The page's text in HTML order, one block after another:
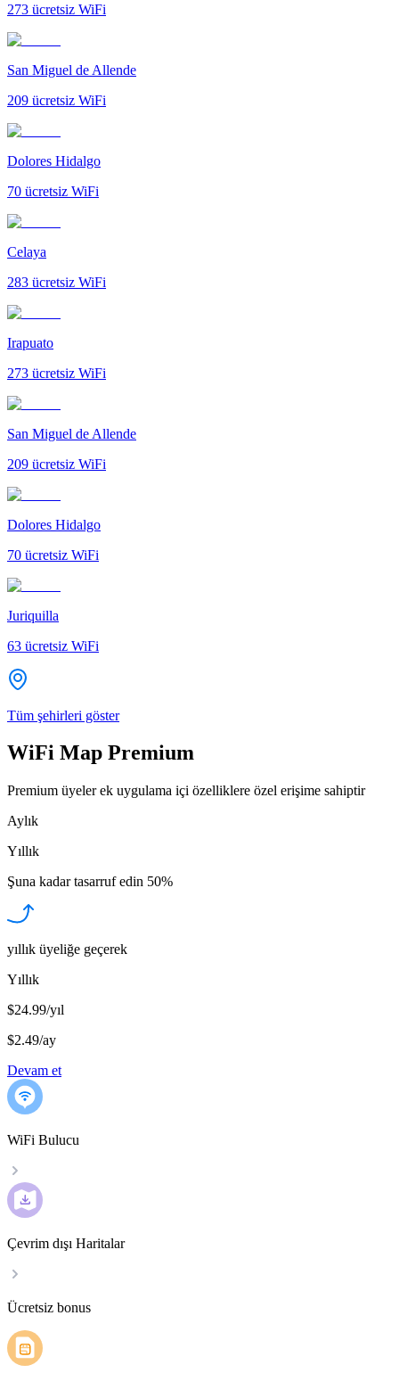
273 ücretsiz WiFi
San Miguel de Allende
209 ücretsiz WiFi
Dolores Hidalgo
70 ücretsiz WiFi
Celaya
283 ücretsiz WiFi
Irapuato
273 ücretsiz WiFi
San Miguel de Allende
209 ücretsiz WiFi
Dolores Hidalgo
70 ücretsiz WiFi
Juriquilla
63 ücretsiz WiFi
Tüm şehirleri göster
WiFi Map Premium
Premium üyeler ek uygulama içi özelliklere özel erişime sahiptir
Aylık
Yıllık
Şuna kadar tasarruf edin 50%
yıllık üyeliğe geçerek
Yıllık
$24.99/yıl
$2.49/ay
Devam et
WiFi Bulucu
Çevrim dışı Haritalar
Ücretsiz bonus